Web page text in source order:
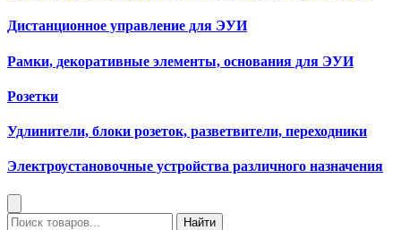
Дистанционное управление для ЭУИ
Рамки, декоративные элементы, основания для ЭУИ
Розетки
Удлинители, блоки розеток, разветвители, переходники
Электроустановочные устройства различного назначения
Найти